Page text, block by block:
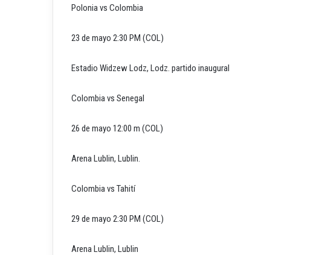
Polonia vs Colombia
23 de mayo 2:30 PM (COL)
Estadio Widzew Lodz, Lodz. partido inaugural
Colombia vs Senegal
26 de mayo 12:00 m (COL)
Arena Lublin, Lublin.
Colombia vs Tahití
29 de mayo 2:30 PM (COL)
Arena Lublin, Lublin